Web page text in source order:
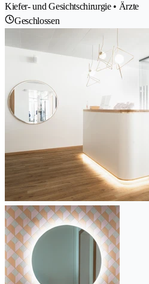
Kiefer- und Gesichtschirurgie • Ärzte
Geschlossen